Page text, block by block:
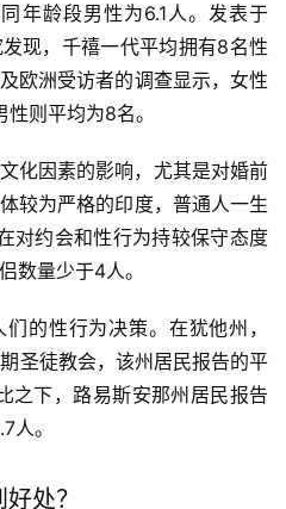
年龄段男性为6.1人。发表于
现，千禧一代平均拥有8名性
欧洲受访者的调查显示，女性
则平均为8名。
化因素的影响，尤其是对婚前
较为严格的印度，普通人一生
对约会和性行为持较保守态度
数量少于4人。
的性行为决策。在犹他州，
圣徒教会，该州居民报告的平
之下，路易斯安那州居民报告
人。
处？